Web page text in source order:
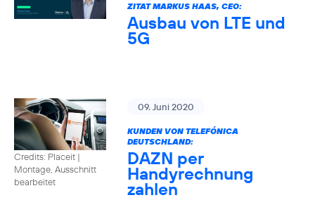
ZITAT MARKUS HAAS, CEO:
Ausbau von LTE und
5G
Credits: Placeit |
Montage, Ausschnitt
bearbeitet
09. Juni 2020
KUNDEN VON TELEFÓNICA
DEUTSCHLAND:
DAZN per
Handyrechnung
zahlen